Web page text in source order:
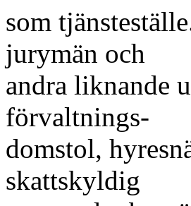
som
jurymän och
andra liknande
förvaltnings-
domstol,
skattskyldig